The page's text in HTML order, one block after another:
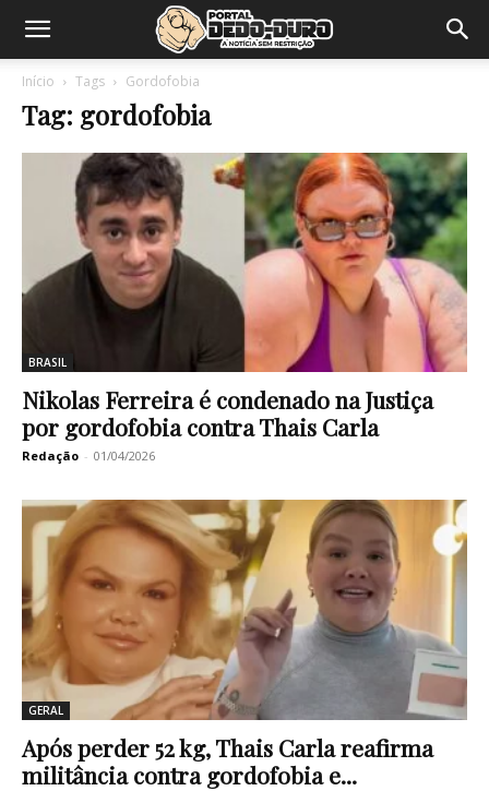
Início Tags Gordofobia
Tag: gordofobia
BRASIL
Nikolas Ferreira é condenado na Justiça
por gordofobia contra Thais Carla
Redação - 01/04/2026
GERAL
Após perder 52 kg, Thais Carla reafirma
militância contra gordofobia e...